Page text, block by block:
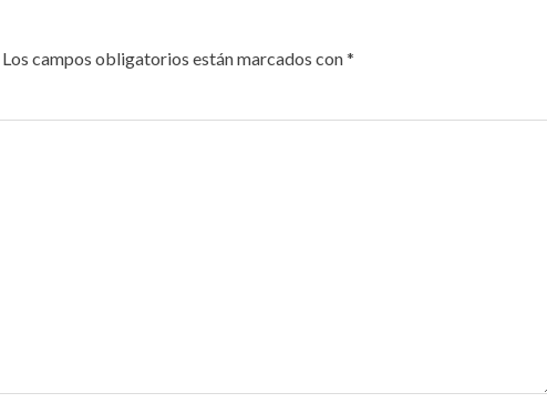
Los campos obligatorios están marcados con*